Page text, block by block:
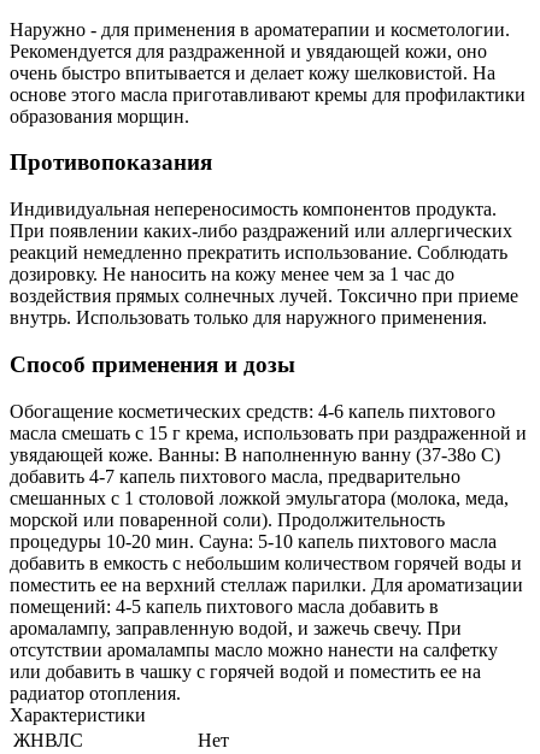
Наружно - для применения в ароматерапии и косметологии.
Рекомендуется для раздраженной и увядающей кожи, оно
очень быстро впитывается и делает кожу шелковистой. На
основе этого масла приготавливают кремы для профилактики
образования морщин.
Противопоказания
Индивидуальная непереносимость компонентов продукта.
При появлении каких-либо раздражений или аллергических
реакций немедленно прекратить использование. Соблюдать
дозировку. Не наносить на кожу менее чем за 1 час до
воздействия прямых солнечных лучей. Токсично при приеме
внутрь. Использовать только для наружного применения.
Способ применения и дозы
Обогащение косметических средств: 4-6 капель пихтового
масла смешать с 15 г крема, использовать при раздраженной и
увядающей коже. Ванны: В наполненную ванну (37-38о С)
добавить 4-7 капель пихтового масла, предварительно
смешанных с 1 столовой ложкой эмульгатора (молока, меда,
морской или поваренной соли). Продолжительность
процедуры 10-20 мин. Сауна: 5-10 капель пихтового масла
добавить в емкость с небольшим количеством горячей воды и
поместить ее на верхний стеллаж парилки. Для ароматизации
помещений: 4-5 капель пихтового масла добавить в
аромалампу, заправленную водой, и зажечь свечу. При
отсутствии аромалампы масло можно нанести на салфетку
или добавить в чашку с горячей водой и поместить ее на
радиатор отопления.
Характеристики
ЖНВЛС
Нет